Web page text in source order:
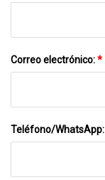
Correo electrónico:*
Teléfono/WhatsApp: